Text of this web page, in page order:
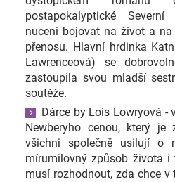
postapokalyptické
nuceni bojovat na život a
přenosu. Hlavní hrdinka
Lawrenceová) se
zastoupila svou mladší
soutěže.
Dárce by Lois Lowryová -
Newberyho cenou, který je
všichni společně usilují o
mírumilovný způsob života i
musí rozhodnout, zda chce